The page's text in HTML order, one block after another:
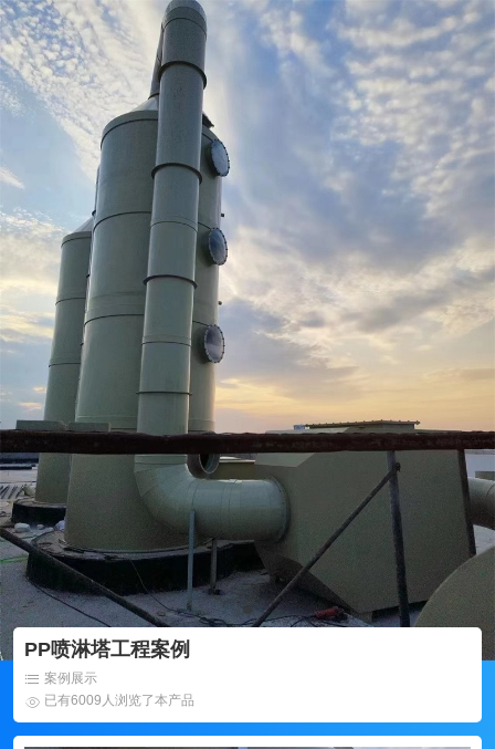
PP喷淋塔工程案例
案例展示
已有6009人浏览了本产品